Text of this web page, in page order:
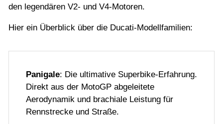
den legendären V2- und V4-Motoren.
Hier ein Überblick über die Ducati-Modellfamilien:
Panigale: Die ultimative Superbike-Erfahrung.
Direkt aus der MotoGP abgeleitete
Aerodynamik und brachiale Leistung für
Rennstrecke und Straße.